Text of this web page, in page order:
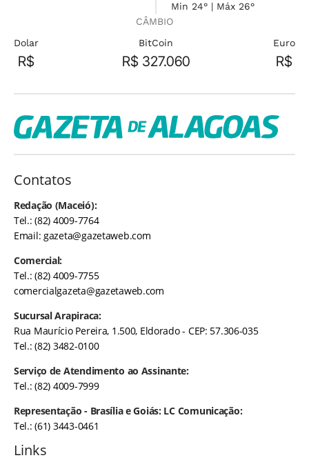
Min 24° | Máx 26°
CÂMBIO
Dolar
R$
BitCoin
R$ 327.060
Euro
R$
Contatos
Redação (Maceió):
Tel.: (82) 4009-7764
Email:gazeta@gazetaweb.com
Comercial:
Tel.: (82) 4009-7755
comercialgazeta@gazetaweb.com
Sucursal Arapiraca:
Rua Maurício Pereira, 1.500, Eldorado - CEP: 57.306-035
Tel.: (82) 3482-0100
Serviço de Atendimento ao Assinante:
Tel.: (82) 4009-7999
Representação - Brasília e Goiás: LC Comunicação:
Tel.: (61) 3443-0461
Links